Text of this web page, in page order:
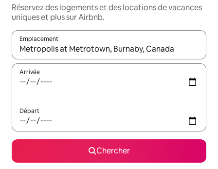
Réservez des logements et des locations de vacances
uniques et plus sur Airbnb.
Emplacement
Quand les résultats sont affichés, parcourez-les en utilisant
Arrivée
Départ
Chercher